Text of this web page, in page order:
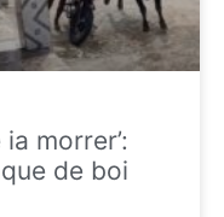
morrer’:
de boi